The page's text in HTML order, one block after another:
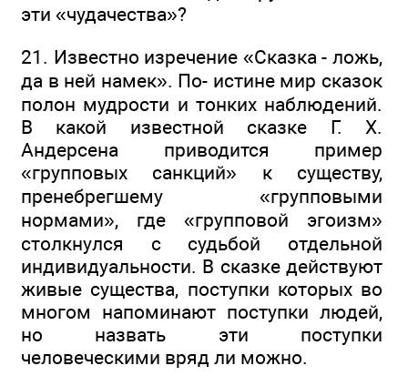
эти «чудачества»?
21. Известно изречение «Сказка - ложь,
да в ней намек». По- истине мир сказок
полон мудрости и тонких наблюдений.
В какой известной сказке Г. Х.
Андерсена приводится пример
«групповых санкций» к существу,
пренебрегшему «групповыми
нормами», где «групповой эгоизм»
столкнулся с судьбой отдельной
индивидуальности. В сказке действуют
живые существа, поступки которых во
многом напоминают поступки людей,
но назвать эти поступки
человеческими вряд ли можно.